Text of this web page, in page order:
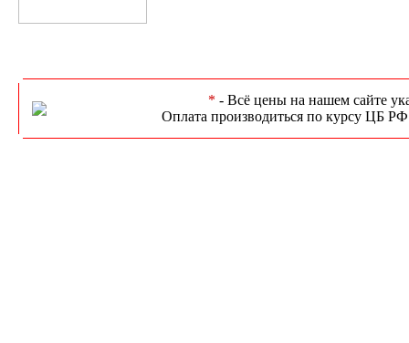
* - Всё цены на нашем сайте
Оплата производиться по курсу ЦБ